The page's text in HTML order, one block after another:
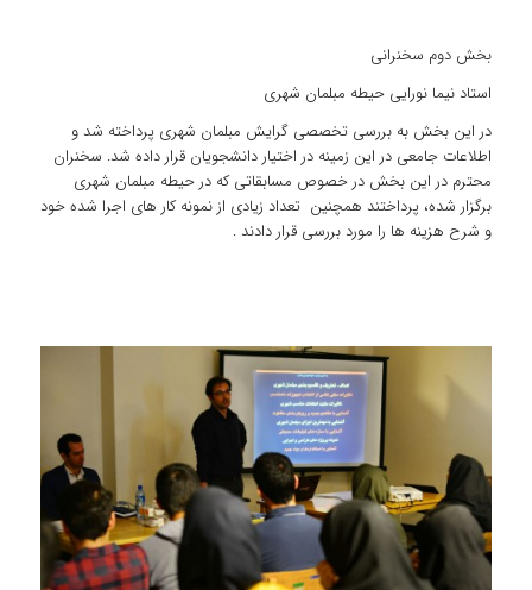
بخش دوم سخنرانی
استاد نیما نورایی حیطه مبلمان شهری
در این بخش به بررسی تخصصی گرایش مبلمان شهری پرداخته شد و
اطلاعات جامعی در این زمینه در اختیار دانشجویان قرار داده شد. سخنران
محترم در این بخش در خصوص مسابقاتی که در حیطه مبلمان شهری
برگزار شده، پرداختند همچنین تعداد زیادی از نمونه کار های اجرا شده خود
و شرح هزینه ها را مورد بررسی قرار دادند .